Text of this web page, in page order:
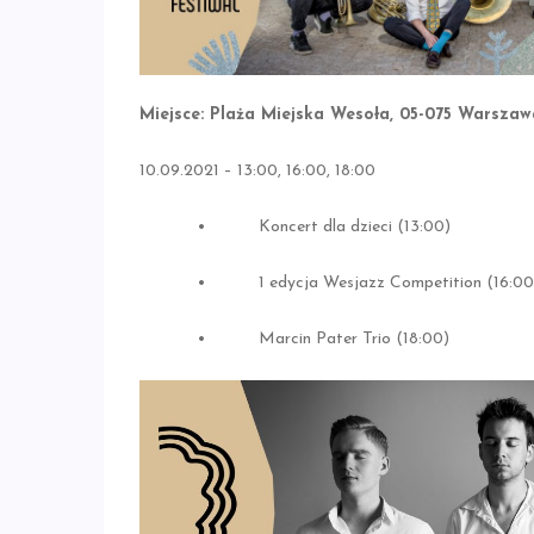
Miejsce: Plaża Miejska Wesoła, 05-075
10.09.2021 – 13:00, 16:00, 18:00
• Koncert dla dzieci (13:00)
• 1 edycja Wesjazz Competition
• Marcin Pater Trio (18:00)